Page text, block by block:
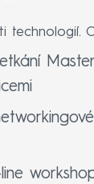
technologií.